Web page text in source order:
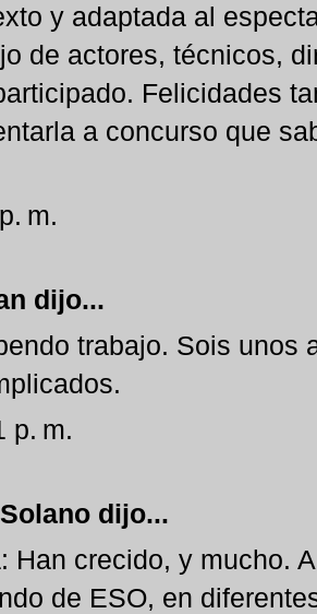
y adaptada al
de actores, técnicos,
Felicidades
a concurso que
m.
dijo...
trabajo. Sois unos
p. m.
dijo...
Han crecido, y mucho.
de ESO, en